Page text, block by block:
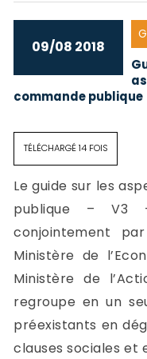
09/08 2018
commande publique
TÉLÉCHARGÉ 14 FOIS
Le guide sur les
publique – V3
conjointement
Ministère de
Ministère de
regroupe en un
préexistants en
clauses sociales et